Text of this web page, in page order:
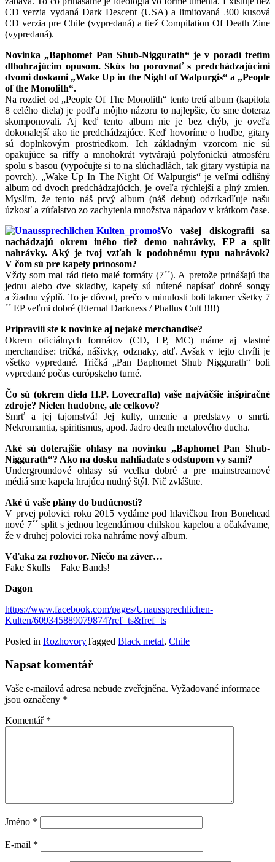
CD verzia vydaná Dark Descent (USA) a limitovaná 300 kusová
CD verzia pre Chile (vypredaná) a tiež Compilation Of Death Zine
(vypredaná).
Novinka „Baphomet Pan Shub-Niggurath“ je v poradí tretím
dlhohrajúcim opusom. Skús ho porovnať s predchádzajúcimi
dvomi doskami „Wake Up in the Night of Walpurgis“ a „People
of the Monolith“.
Na rozdiel od „People Of The Monolith“ tento tretí album (kapitola
8 celého diela) je podľa môjho názoru to najlepšie, čo sme doteraz
skomponovali. Aj keď tento album nie je bez chýb, je oveľa
dokonalejší ako tie predchádzajúce. Keď hovoríme o hudbe, gitary
sú doplnkovým prostriedkom. Ich základným vzorcom nie sú
opakujúce sa riffy a mnohokrát vytvárajú polyfonickú atmosféru
spolu s basou (vypočujte si to na slúchadlách, tak gitary vystúpia na
povrch). „Wake Up In The Night Of Walpurgis“ je veľmi odlišný
album od dvoch predchádzajúcich, je oveľa rýchlejší a plný zmien.
Myslím, že tento náš prvý album (náš debut) odzrkadľuje našu
úzkosť a zúfalstvo zo zachytenia množstva nápadov v krátkom čase.
Vo vašej diskografii sa
nachádzajú okrem iného tiež demo nahrávky, EP a split
nahrávky. Aký je tvoj vzťah k podobnému typu nahrávok?
V čom sú pre kapely prínosom?
Vždy som mal rád tieto malé formáty (7´´). A pretože prinášajú iba
jednu alebo dve skladby, kapely sú nútené napísať dobré songy
a žiadnu výplň. To je dôvod, prečo v minulosti boli takmer všetky 7
´´ EP veľmi dobré (Eternal Darkness / Phallus Cult !!!!)
Pripravili ste k novinke aj nejaké merchandise?
Okrem oficiálnych formátov (CD, LP, MC) máme aj vlastné
merchandise: tričká, nášivky, odznaky, atď. Avšak v tejto chvíli je
všetko vypredané. Tričká „Pan Baphomet Shub Niggurath“ boli
vypredané počas európskeho turné.
Čo sú (okrem diela H.P. Lovecrafta) vaše najväčšie inšpiračné
zdroje? Nielen hudobne, ale celkovo?
Smrť a jej tajomstvá! Jej kulty, umenie a predstavy o smrti.
Nekromantia, spiritismus, apod. Jadro death metalového ducha.
Aké sú doterajšie ohlasy na novinku „Baphomet Pan Shub-
Niggurath“? Ako na dosku nahliadate s odstupom vy sami?
Undergroundové ohlasy sú vcelku dobré a pre mainstreamové
médiá sme kapela hrajúca nudný štýl. Nič zvláštne.
Aké ú vaše plány do budúcnosti?
V prvej polovici roku 2015 vydáme pod hlavičkou Iron Bonehead
nové 7´´ split s jednou legendárnou chilskou kapelou a očakávame,
že v druhej polovici roka nahráme nový album.
Vďaka za rozhovor. Niečo na záver…
Fake Skulls = Fake Bands!
Dagon
https://www.facebook.com/pages/Unaussprechlichen-
Kulten/609345889079874?ref=ts&fref=ts
Posted in RozhovoryTagged Black metal, Chile
Napsat komentář
Vaše e-mailová adresa nebude zveřejněna. Vyžadované informace
jsou označeny *
Komentář *
Jméno *
E-mail *